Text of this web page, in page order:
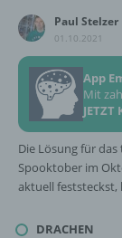
Paul Stelzer
01.10.2021
App
Mit
JETZT
Die Lösung für das
Spooktober im
aktuell feststeckst,
DRACHEN